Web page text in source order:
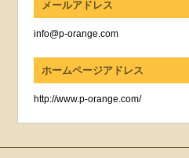
メールアドレス
info@p-orange.com
ホームページアドレス
http://www.p-orange.com/